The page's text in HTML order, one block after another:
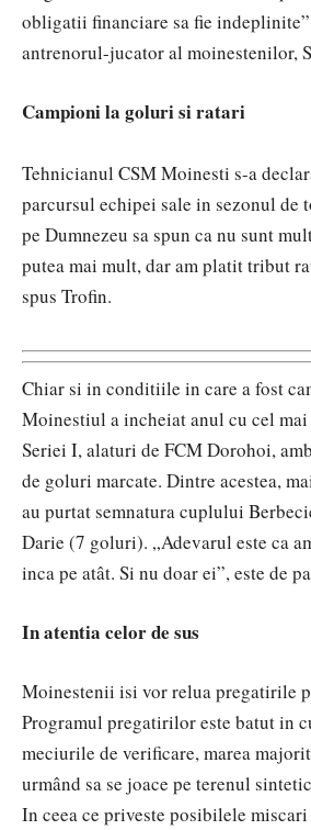
obligatii financiare sa fie
antrenorul-jucator al moinestenilor,
Campioni la goluri si ratari
Tehnicianul CSM Moinesti s-a
parcursul echipei sale in sezonul de
pe Dumnezeu sa spun ca nu sunt
putea mai mult, dar am platit tribut
spus Trofin.
Chiar si in conditiile in care a fost
Moinestiul a incheiat anul cu cel
Seriei I, alaturi de FCM Dorohoi,
de goluri marcate. Dintre acestea,
au purtat semnatura cuplului
Darie (7 goluri). „Adevarul este ca
inca pe atât. Si nu doar ei”, este de
In atentia celor de sus
Moinestenii isi vor relua pregatirile
Programul pregatirilor este batut in
meciurile de verificare, marea
urmând sa se joace pe terenul
In ceea ce priveste posibilele